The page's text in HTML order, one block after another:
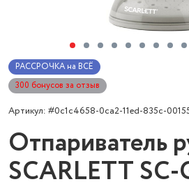
РАССРОЧКА на ВСЁ
300 бонусов за отзыв
Артикул: #0c1c4658-0ca2-11ed-835c-
Отпариватель
SCARLETT SC-